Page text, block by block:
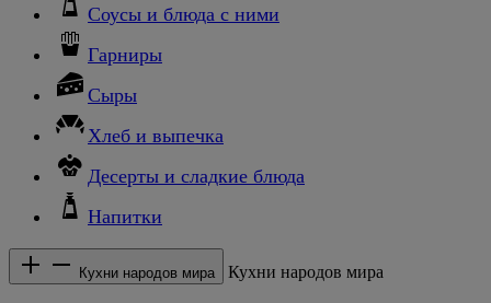
Соусы и блюда с ними
Гарниры
Сыры
Хлеб и выпечка
Десерты и сладкие блюда
Напитки
Кухни народов мира Кухни народов мира